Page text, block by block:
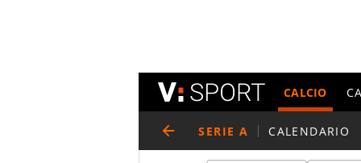
CALCIO
SERIE A CALENDARIO